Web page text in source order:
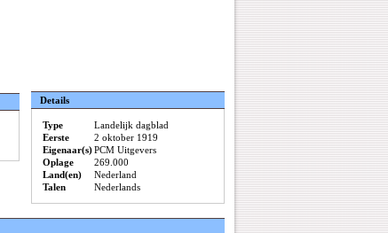
Details
Type
Landelijk dagblad
Eerste
2 oktober 1919
Eigenaar(s)PCM Uitgevers
Oplage
269.000
Land(en)
Nederland
Talen
Nederlands